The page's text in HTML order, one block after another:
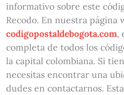
informativo sobre este
Recodo. En nuestra página
codigopostaldebogota.com,
completa de todos los
la capital colombiana. Si
necesitas encontrar una
dudes en contactarnos.